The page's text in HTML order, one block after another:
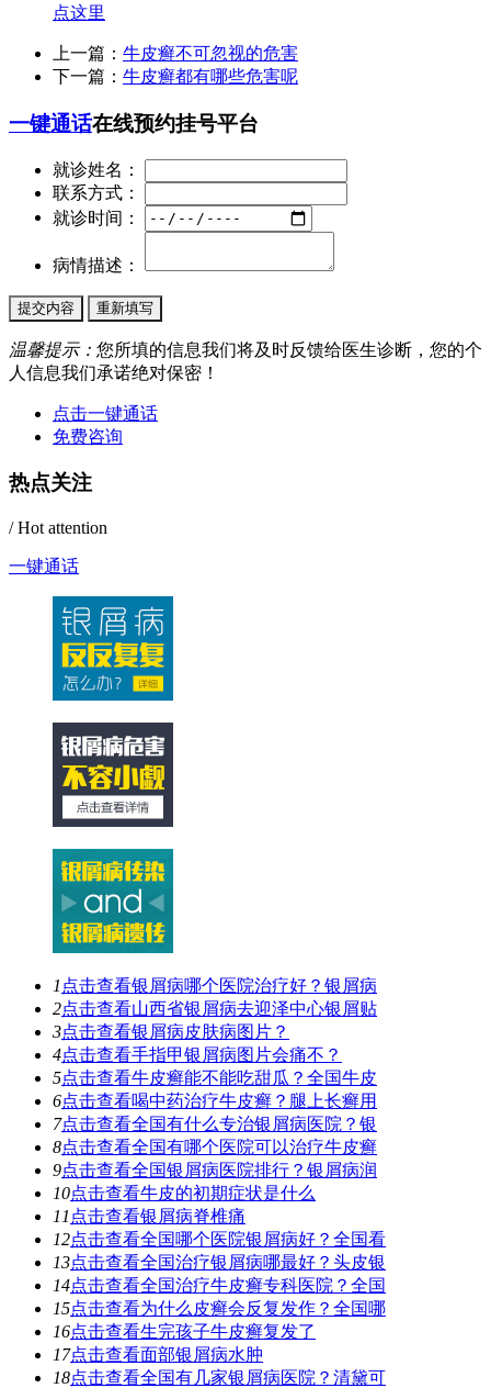
点这里
上一篇： 牛皮癣不可忽视的危害
下一篇： 牛皮癣都有哪些危害呢
一键通话在线预约挂号平台
就诊姓名：
联系方式：
就诊时间：
病情描述：
温馨提示： 您所填的信息我们将及时反馈给医生诊断，您的个
人信息我们承诺绝对保密！
点击一键通话
免费咨询
热点关注
/ Hot attention
一键通话
1 点击查看银屑病哪个医院治疗好？银屑病
2点击查看山西省银屑病去迎泽中心银屑贴
3点击查看银屑病皮肤病图片？
4点击查看手指甲银屑病图片会痛不？
5点击查看牛皮癣能不能吃甜瓜？全国牛皮
6点击查看喝中药治疗牛皮癣？腿上长癣用
7点击查看全国有什么专治银屑病医院？银
8点击查看全国有哪个医院可以治疗牛皮癣
9点击查看全国银屑病医院排行？银屑病润
10点击查看牛皮的初期症状是什么
11 点击查看银屑病脊椎痛
12点击查看全国哪个医院银屑病好？全国看
13点击查看全国治疗银屑病哪最好？头皮银
14点击查看全国治疗牛皮癣专科医院？全国
15点击查看为什么皮癣会反复发作？全国哪
16点击查看生完孩子牛皮癣复发了
17点击查看面部银屑病水肿
18点击查看全国有几家银屑病医院？清黛可